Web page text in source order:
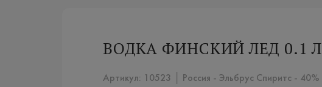
ВОДКА ФИНСКИЙ ЛЕД 0.1 Л
Артикул: 10523 │ Россия - Эльбрус Спиритс - 40%